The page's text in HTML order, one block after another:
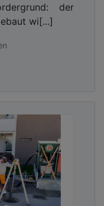
der
wi[...]